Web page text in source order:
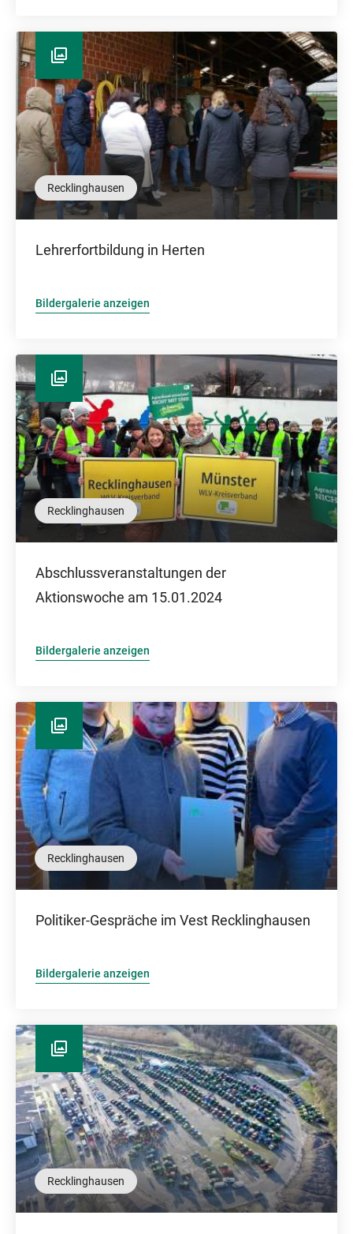
Recklinghausen
Lehrerfortbildung in Herten
Bildergalerie anzeigen
Recklinghausen
Abschlussveranstaltungen der
Aktionswoche am 15.01.2024
Bildergalerie anzeigen
Recklinghausen
Politiker-Gespräche im Vest Recklinghausen
Bildergalerie anzeigen
Recklinghausen